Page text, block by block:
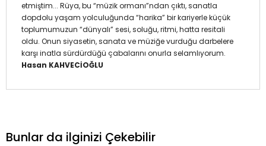
etmiştim... Rüya, bu “müzik ormanı”ndan çıktı, sanatla
dopdolu yaşam yolculuğunda “harika” bir kariyerle küçük
toplumumuzun “dünyalı” sesi, soluğu, ritmi, hatta resitali
oldu. Onun siyasetin, sanata ve müziğe vurduğu darbelere
karşı inatla sürdürdüğü çabalarını onurla selamlıyorum.
Hasan KAHVECİOĞLU
Bunlar da ilginizi Çekebilir